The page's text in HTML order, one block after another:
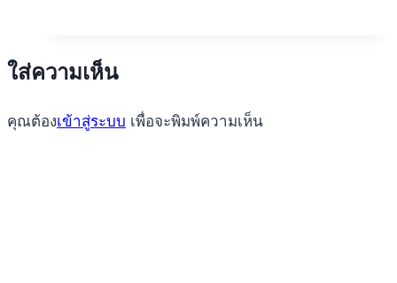
Marken
ใส่ความเห็น
คุณต้องเข้าสู่ระบบ เพื่อจะพิมพ์ความเห็น